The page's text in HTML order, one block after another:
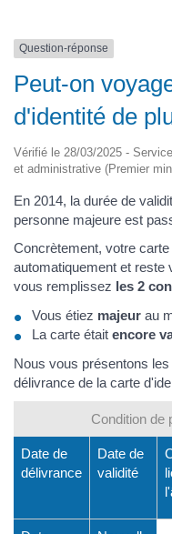
Question-réponse
Peut-on
d'identité de
Vérifié le 28/03/2025 -
et administrative (Premier
En 2014, la durée de
personne majeure est
Concrètement, votre
automatiquement et reste
vous remplissez les 2
Vous étiez majeur au
La carte était encore
Nous vous présentons
délivrance de la carte
Condition de
Date de
délivrance
Date de
validité